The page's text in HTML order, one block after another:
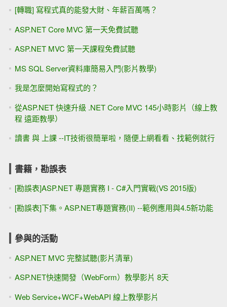
[轉職] 寫程式真的能發大財、年薪百萬嗎？
ASP.NET Core MVC 第一天免費試聽
ASP.NET MVC 第一天課程免費試聽
MS SQL Server資料庫簡易入門(影片教學)
我是怎麼開始寫程式的？
從ASP.NET 快速升級 .NET Core MVC 145小時影片（線上教
程 遠距教學）
讀書 與 上課 --IT技術很簡單啦，隨便上網看看、找範例就行
書籍，勘誤表
[勘誤表]ASP.NET 專題實務 I - C#入門實戰(VS 2015版)
[勘誤表]下集。ASP.NET專題實務(II) --範例應用與4.5新功能
參與的活動
ASP.NET MVC 完整試聽(影片清單)
ASP.NET快速開發（WebForm）教學影片 8天
Web Service+WCF+WebAPI 線上教學影片